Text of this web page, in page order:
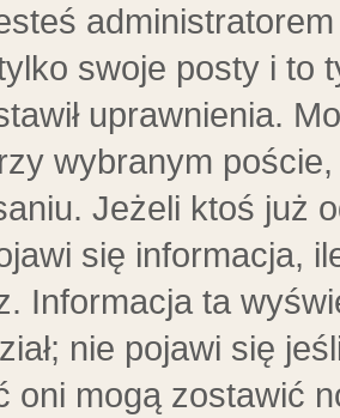
swoje posty i to
uprawnienia.
wybranym
Jeżeli ktoś już
się informacja,
Informacja ta
nie pojawi się
oni mogą zostawić